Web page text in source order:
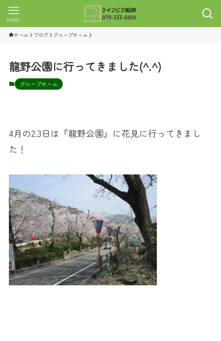
MENU
ホーム ブログ グループホーム
龍野公園に行ってきました(^.^)
グループホーム
4月の2.3日は『龍野公園』に花見に行ってきまし
た！